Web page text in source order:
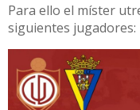
Para ello el míster
siguientes jugadores: